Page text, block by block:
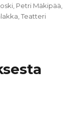
Petri Mäkipää
,Teatteri